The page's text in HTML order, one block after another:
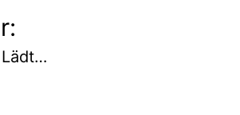
Lädt…